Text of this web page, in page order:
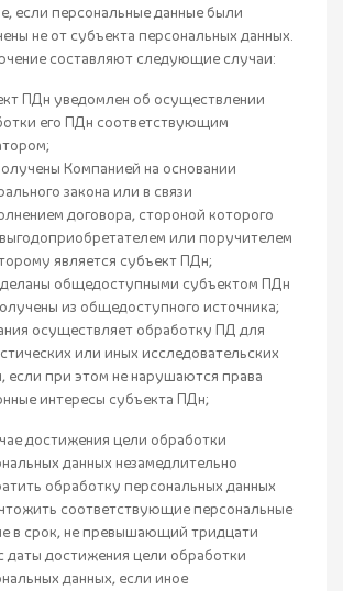
если персональные данные были
не от субъекта персональных данных.
составляют следующие случаи:
ПДн уведомлен об осуществлении
его ПДн соответствующим
Компанией на основании
закона или в связи
договора, стороной которого
или поручителем
является субъект ПДн;
общедоступными субъектом ПДн
из общедоступного источника;
осуществляет обработку ПД для
или иных исследовательских
если при этом не нарушаются права
интересы субъекта ПДн;
достижения цели обработки
данных незамедлительно
обработку персональных данных
соответствующие персональные
в срок, не превышающий тридцати
даты достижения цели обработки
данных, если иное